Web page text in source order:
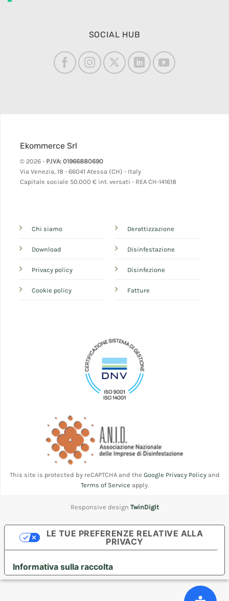
SOCIAL HUB
Ekommerce Srl
© 2026 - P.IVA: 01966880690
Via Venezia, 18 - 66041 Atessa (CH) - Italy
Capitale sociale 50.000 € int. versati - REA CH-141618
Chi siamo
Download
Privacy policy
Cookie policy
Derattizzazione
Disinfestazione
Disinfezione
Fatture
This site is protected by reCAPTCHA and the Google Privacy Policyand
Terms of Service apply.
Responsive design TwinDigit
Informativa sulla raccolta
LE TUE PREFERENZE RELATIVE ALLA
PRIVACY